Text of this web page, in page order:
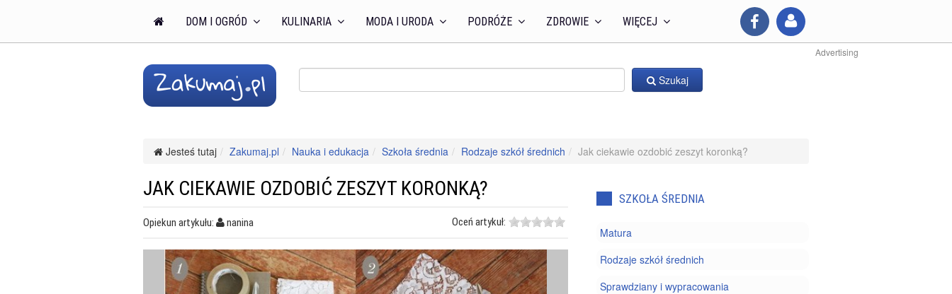
DOM I OGRÓD KULINARIA MODA I URODA PODRÓŻE ZDROWIE WIĘCEJ
Advertising
Szukaj
Jesteś tutaj Zakumaj.pl Nauka i edukacja Szkoła średnia Rodzaje szkół średnich Jak ciekawie ozdobić zeszyt koronką?
JAK CIEKAWIE OZDOBIĆ ZESZYT KORONKĄ?
Opiekun artykułu: nanina Oceń artykuł:
SZKOŁA ŚREDNIA
Matura
Rodzaje szkół średnich
Sprawdziany i wypracowania